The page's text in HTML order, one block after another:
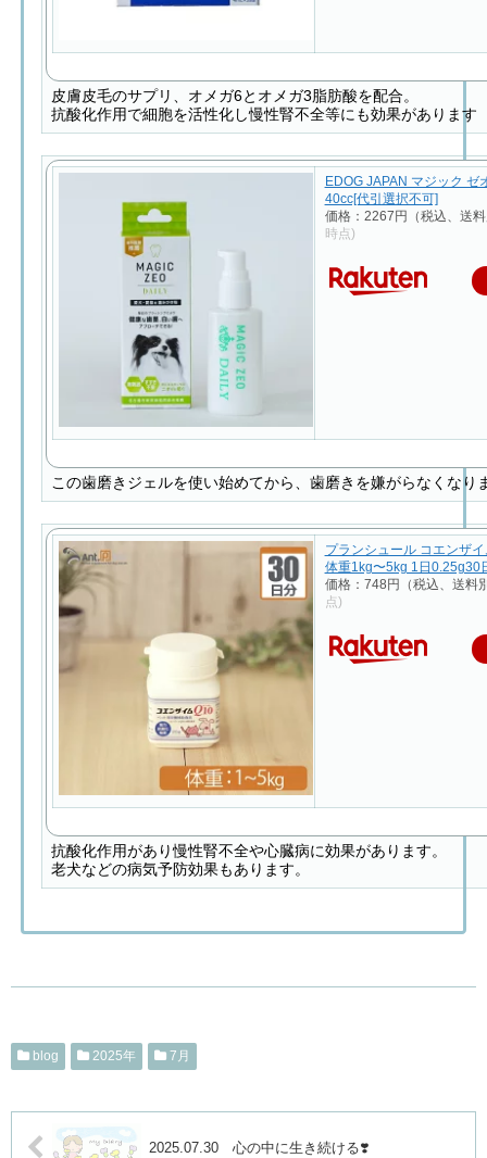
皮膚皮毛のサプリ、オメガ6とオメガ3脂肪酸を配合。
抗酸化作用で細胞を活性化し慢性腎不全等にも効果があります
EDOG JAPAN マジック ゼ
40cc[代引選択不可]
価格：2267円（税込、送
時点)
この歯磨きジェルを使い始めてから、歯磨きを嫌がらなくなり
プランシュール コエンザ
体重1kg〜5kg 1日0.25g30
価格：748円（税込、送料
点)
抗酸化作用があり慢性腎不全や心臓病に効果があります。
老犬などの病気予防効果もあります。
blog 2025年 7月
2025.07.30 心の中に生き続ける❣️